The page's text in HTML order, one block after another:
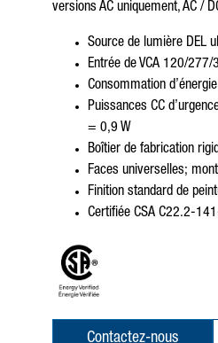
versions AC uniquement, AC /
Source de lumière DEL
Entrée de VCA 120/
Consommation
Puissances CC
= 0,9 W
Boîtier de fabrication
Faces universelles;
Finition standard de
Certifiée CSA C22.2-
Contactez-nous